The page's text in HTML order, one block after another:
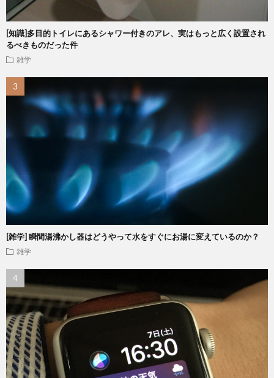
[知識]多目的トイレにあるシャワー付きのアレ、実はもっと広く設置され
るべきものだった件
雑学
[雑学] 瞬間湯沸かし器はどうやって水をすぐにお湯に変えているのか？
雑学